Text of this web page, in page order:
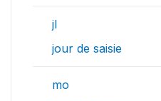
jl
jour de saisie
mo